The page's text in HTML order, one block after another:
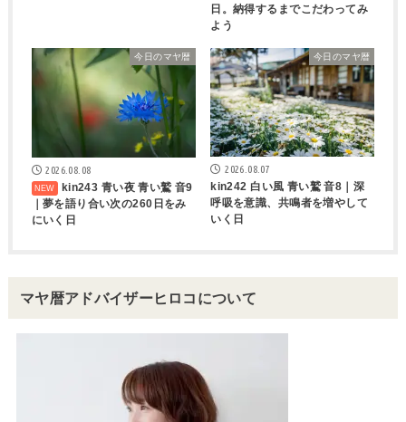
日。納得するまでこだわってみ
よう
今日のマヤ暦
2026.08.08
kin243 青い夜 青い鷲 音9
｜夢を語り合い次の260日をみ
にいく日
今日のマヤ暦
2026.08.07
kin242 白い風 青い鷲 音8｜深
呼吸を意識、共鳴者を増やして
いく日
マヤ暦アドバイザーヒロコについて